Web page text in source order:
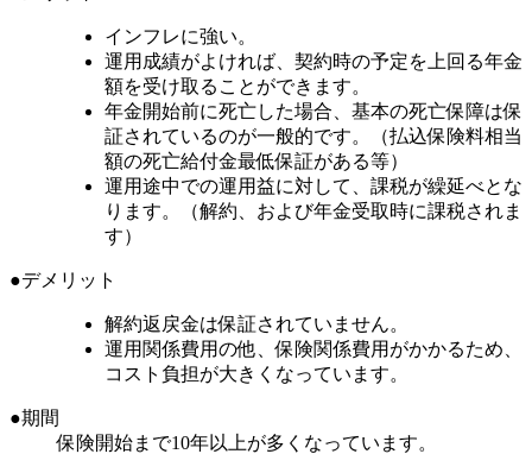
インフレに強い。
運用成績がよければ、契約時の予定を上回る年金
額を受け取ることができます。
年金開始前に死亡した場合、基本の死亡保障は保
証されているのが一般的です。（払込保険料相当
額の死亡給付金最低保証がある等）
運用途中での運用益に対して、課税が繰延べとな
ります。（解約、および年金受取時に課税されま
す）
●デメリット
解約返戻金は保証されていません。
運用関係費用の他、保険関係費用がかかるため、
コスト負担が大きくなっています。
●期間
保険開始まで10年以上が多くなっています。